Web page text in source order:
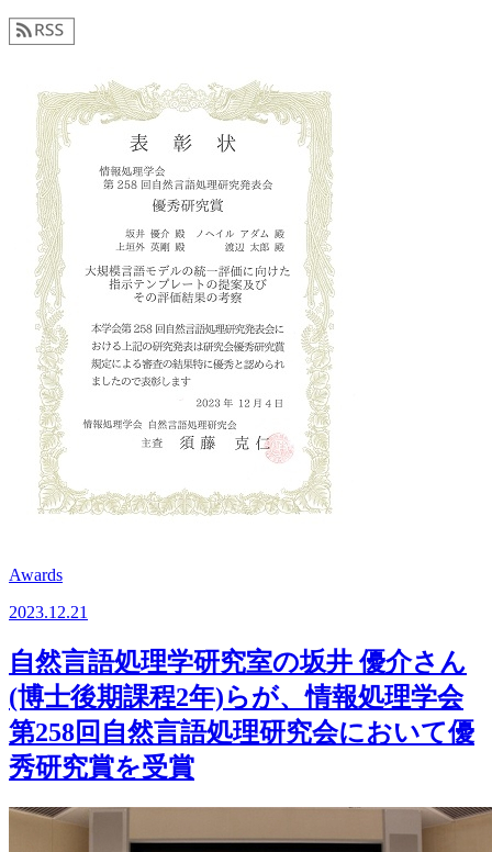
Awards
2023.12.21
自然言語処理学研究室の坂井 優介さん
(博士後期課程2年)らが、情報処理学会
第258回自然言語処理研究会において優
秀研究賞を受賞